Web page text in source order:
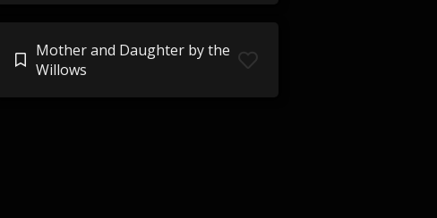
Mother and Daughter by the
Willows